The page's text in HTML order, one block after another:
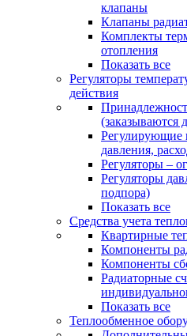
клапаны
Клапаны
Комплекты
отопления
Показать все
Регуляторы
действия
(заказываются
Регулирующие
давления,
Регуляторы –
Регуляторы
подпора)
Показать все
Средства учета
Квартирные
Компоненты
Компоненты
Радиаторные
Показать все
Теплообменное